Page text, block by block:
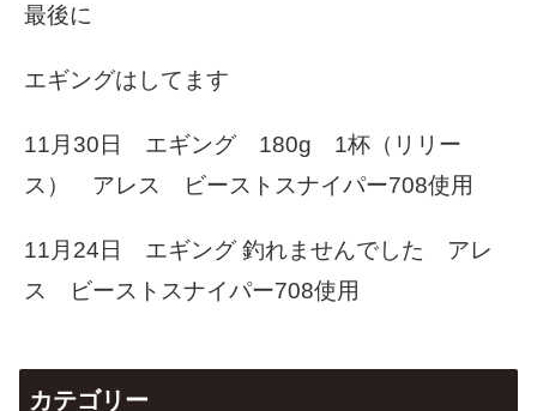
最後に
エギングはしてます
11月30日 エギング 180g 1杯（リリー
ス） アレス ビーストスナイパー708使用
11月24日 エギング 釣れませんでした アレ
ス ビーストスナイパー708使用
カテゴリー